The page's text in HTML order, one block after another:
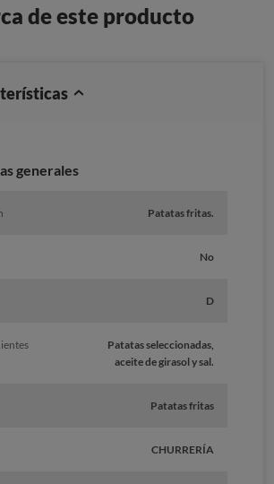
de este producto
generales
Patatas fritas.
No
D
Patatas seleccionadas,
aceite de girasol y sal.
Patatas fritas
CHURRERÍA